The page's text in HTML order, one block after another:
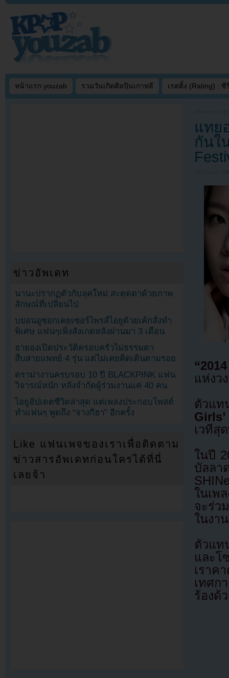
หน้าแรก youzab รวมวันเกิดศิลปินเกาหลี เรตติ้ง (Rating) : ซี
แทย
กันใ
แห่งว
ตัวแท
เวทีสุ
ในปี
บัลล
ในเพ
จะร่ว
ในงา
ตัวแท
และโ
เราค
เทศก
ร้องด้
ข่าวอัพเดท
นานะปรากฏตัวกับลุคใหม่ สะดุดตาด้วยภาพ
ลักษณ์ที่เปลี่ยนไป
บยอนอูซอกเคยเซอร์ไพรส์ไอยูด้วยเค้กสั่งทำ
พิเศษ แฟนๆเพิ่งสังเกตหลังผ่านมา 3 เดือน
ฮายองเปิดประวัติครอบครัวไม่ธรรมดา
สืบสายแพทย์ 4 รุ่น แต่ไม่เคยคิดเดินตามรอย
ดราม่างานครบรอบ 10 ปี BLACKPINK แฟน
วิจารณ์หนัก หลังจำกัดผู้ร่วมงานแค่ 40 คน
ไอยูอัปเดตชีวิตล่าสุด แต่เพลงประกอบโพสต์
ทำแฟนๆ พูดถึง “จางกีฮา” อีกครั้ง
Like แฟนเพจของเราเพื่อติดตาม
ข่าวสารอัพเดทก่อนใครได้ที่นี่
เลยจ้า